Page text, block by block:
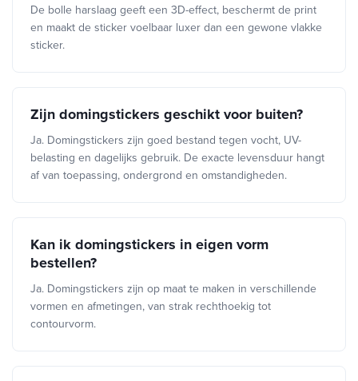
De bolle harslaag geeft een 3D-effect, beschermt de print
en maakt de sticker voelbaar luxer dan een gewone vlakke
sticker.
Zijn domingstickers geschikt voor buiten?
Ja. Domingstickers zijn goed bestand tegen vocht, UV-
belasting en dagelijks gebruik. De exacte levensduur hangt
af van toepassing, ondergrond en omstandigheden.
Kan ik domingstickers in eigen vorm
bestellen?
Ja. Domingstickers zijn op maat te maken in verschillende
vormen en afmetingen, van strak rechthoekig tot
contourvorm.